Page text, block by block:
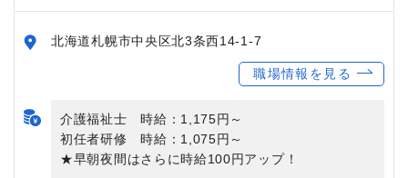
北海道札幌市中央区北3条西14-1-7
職場情報を見る
介護福祉士 時給：1,175円～
初任者研修 時給：1,075円～
★早朝夜間はさらに時給100円アップ！